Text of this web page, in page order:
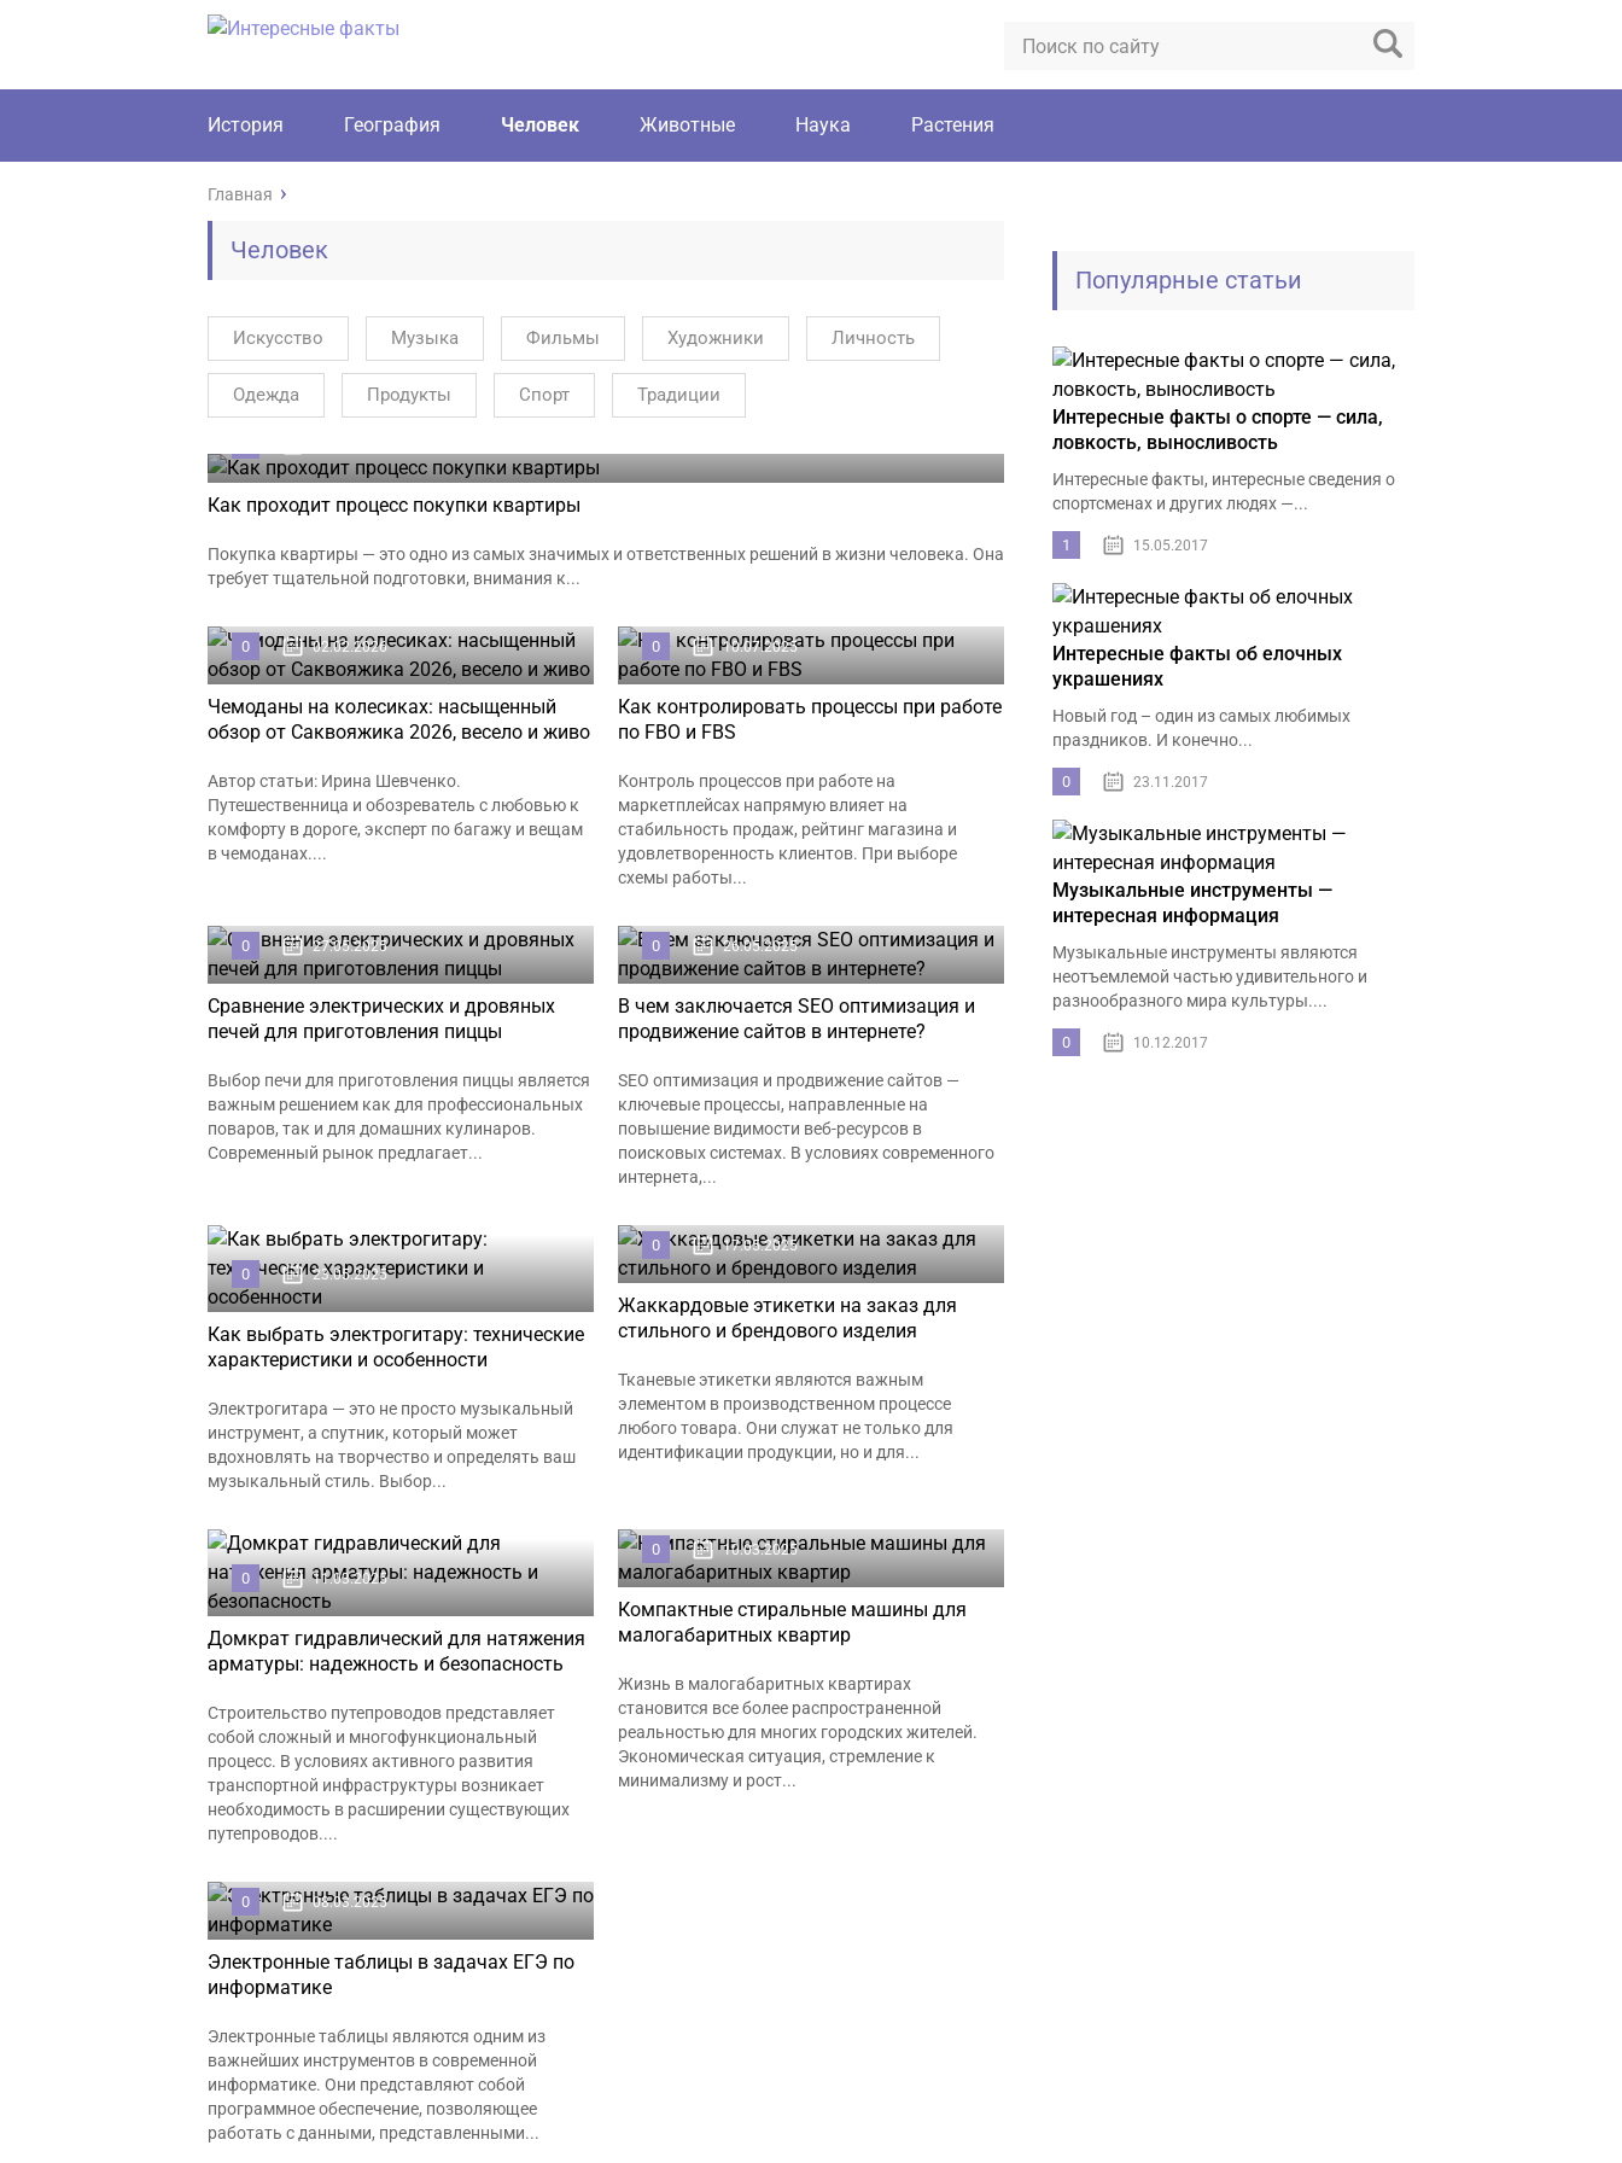
История География Человек Животные Наука Растения
Главная
Человек
Искусство Музыка Фильмы Художники Личность
Одежда Продукты Спорт Традиции
Как проходит процесс покупки квартиры
Покупка квартиры — это одно из самых значимых и ответственных решений в жизни человека. Она
требует тщательной подготовки, внимания к...
0 02.02.2026
Чемоданы на колесиках: насыщенный
обзор от Саквояжика 2026, весело и живо
Автор статьи: Ирина Шевченко.
Путешественница и обозреватель с любовью к
комфорту в дороге, эксперт по багажу и вещам
в чемоданах....
0 10.07.2025
Как контролировать процессы при работе
по FBO и FBS
Контроль процессов при работе на
маркетплейсах напрямую влияет на
стабильность продаж, рейтинг магазина и
удовлетворенность клиентов. При выборе
схемы работы...
0 27.05.2025
Сравнение электрических и дровяных
печей для приготовления пиццы
Выбор печи для приготовления пиццы является
важным решением как для профессиональных
поваров, так и для домашних кулинаров.
Современный рынок предлагает...
0 26.05.2025
В чем заключается SEO оптимизация и
продвижение сайтов в интернете?
SEO оптимизация и продвижение сайтов —
ключевые процессы, направленные на
повышение видимости веб-ресурсов в
поисковых системах. В условиях современного
интернета,...
0 23.05.2025
Как выбрать электрогитару: технические
характеристики и особенности
Электрогитара — это не просто музыкальный
инструмент, а спутник, который может
вдохновлять на творчество и определять ваш
музыкальный стиль. Выбор...
0 17.05.2025
Жаккардовые этикетки на заказ для
стильного и брендового изделия
Тканевые этикетки являются важным
элементом в производственном процессе
любого товара. Они служат не только для
идентификации продукции, но и для...
0 11.03.2025
Домкрат гидравлический для натяжения
арматуры: надежность и безопасность
Строительство путепроводов представляет
собой сложный и многофункциональный
процесс. В условиях активного развития
транспортной инфраструктуры возникает
необходимость в расширении существующих
путепроводов....
0 10.03.2025
Компактные стиральные машины для
малогабаритных квартир
Жизнь в малогабаритных квартирах
становится все более распространенной
реальностью для многих городских жителей.
Экономическая ситуация, стремление к
минимализму и рост...
0 08.03.2025
Электронные таблицы в задачах ЕГЭ по
информатике
Электронные таблицы являются одним из
важнейших инструментов в современной
информатике. Они представляют собой
программное обеспечение, позволяющее
работать с данными, представленными...
Популярные статьи
Интересные факты о спорте — сила,
ловкость, выносливость
Интересные факты, интересные сведения о
спортсменах и других людях —...
1 15.05.2017
Интересные факты об елочных
украшениях
Новый год – один из самых любимых
праздников. И конечно...
0 23.11.2017
Музыкальные инструменты —
интересная информация
Музыкальные инструменты являются
неотъемлемой частью удивительного и
разнообразного мира культуры....
0 10.12.2017